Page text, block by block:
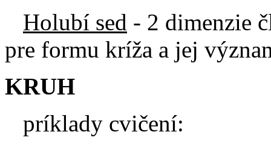
Holubí sed - 2 dimenzie
pre formu kríža a jej
KRUH
príklady cvičení: